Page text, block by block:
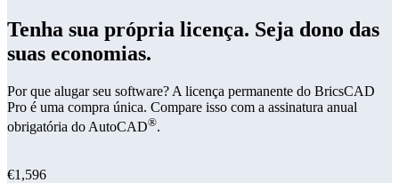
Tenha sua própria licença. Seja dono das
suas economias.
Por que alugar seu software? A licença permanente do BricsCAD
Pro é uma compra única. Compare isso com a assinatura anual
obrigatória do AutoCAD®.
€1,596